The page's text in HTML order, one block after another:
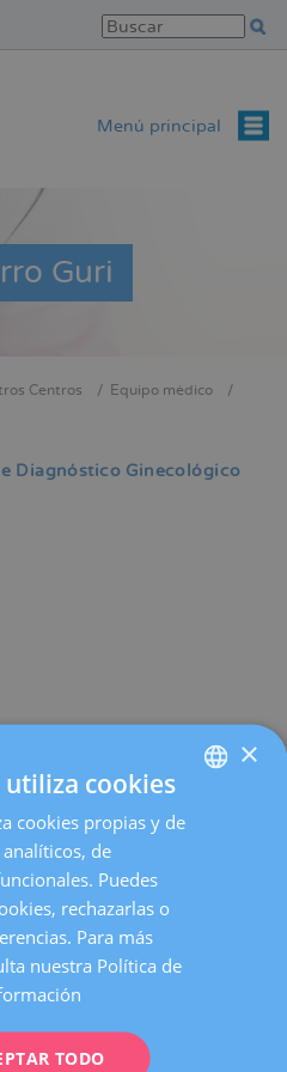
Menú principal
Guri
Centros
Equipo médico
Diagnóstico Ginecológico
Imagen
SPANISH
×
utiliza cookies
cookies propias y de
de
Puedes
rechazarlas o
Para más
nuestra Política de
TODO